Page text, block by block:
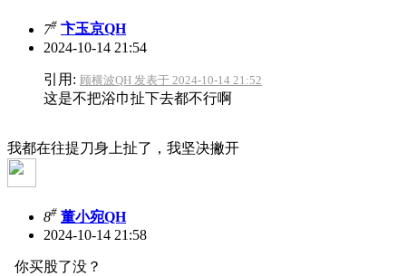
7# 卞玉京QH
2024-10-14 21:54
引用: 顾横波QH 发表于 2024-10-14 21:52
这是不把浴巾扯下去都不行啊
我都在往提刀身上扯了，我坚决撇开
8# 董小宛QH
2024-10-14 21:58
你买股了没？